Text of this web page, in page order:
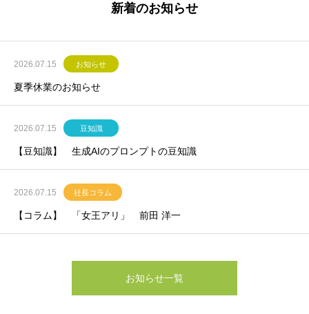
新着のお知らせ
2026.07.15 お知らせ
夏季休業のお知らせ
2026.07.15 豆知識
【豆知識】 生成AIのプロンプトの豆知識
2026.07.15 社長コラム
【コラム】 「女王アリ」 前田 洋一
お知らせ一覧